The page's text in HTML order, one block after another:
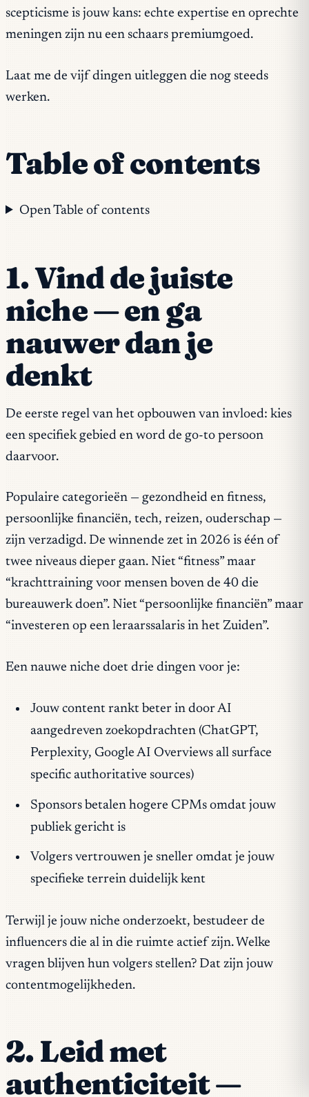
scepticisme is jouw kans: echte expertise en oprechte
meningen zijn nu een schaars premiumgoed.
Laat me de vijf dingen uitleggen die nog steeds
werken.
Table of contents
Open Table of contents
1. Vind de juiste
niche — en ga
nauwer dan je
denkt
De eerste regel van het opbouwen van invloed: kies
een specifiek gebied en word de go-to persoon
daarvoor.
Populaire categorieën — gezondheid en fitness,
persoonlijke financiën, tech, reizen, ouderschap —
zijn verzadigd. De winnende zet in 2026 is één of
twee niveaus dieper gaan. Niet “fitness” maar
“krachttraining voor mensen boven de 40 die
bureauwerk doen”. Niet “persoonlijke financiën” maar
“investeren op een leraarssalaris in het Zuiden”.
Een nauwe niche doet drie dingen voor je:
Jouw content rankt beter in door AI
aangedreven zoekopdrachten (ChatGPT,
Perplexity, Google AI Overviews all surface
specific authoritative sources)
Sponsors betalen hogere CPMs omdat jouw
publiek gericht is
Volgers vertrouwen je sneller omdat je jouw
specifieke terrein duidelijk kent
Terwijl je jouw niche onderzoekt, bestudeer de
influencers die al in die ruimte actief zijn. Welke
vragen blijven hun volgers stellen? Dat zijn jouw
contentmogelijkheden.
2. Leid met
authenticiteit —